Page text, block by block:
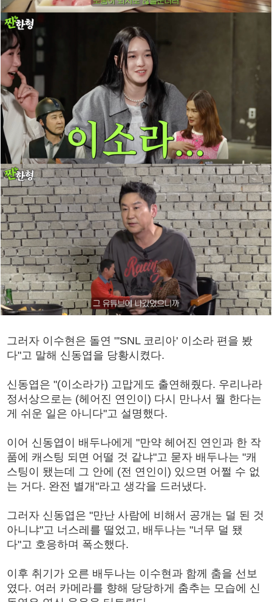
그러자 이수현은 돌연 "'SNL 코리아' 이소라 편을 봤
다"고 말해 신동엽을 당황시켰다.
신동엽은 "(이소라가) 고맙게도 출연해줬다. 우리나라
정서상으로는 (헤어진 연인이) 다시 만나서 뭘 한다는
게 쉬운 일은 아니다"고 설명했다.
이어 신동엽이 배두나에게 "만약 헤어진 연인과 한 작
품에 캐스팅 되면 어떨 것 같냐"고 묻자 배두나는 "캐
스팅이 됐는데 그 안에 (전 연인이) 있으면 어쩔 수 없
는 거다. 완전 별개"라고 생각을 드러냈다.
그러자 신동엽은 "만난 사람에 비해서 공개는 덜 된 것
아니냐"고 너스레를 떨었고, 배두나는 "너무 덜 됐
다"고 호응하며 폭소했다.
이후 취기가 오른 배두나는 이수현과 함께 춤을 선보
였다. 여러 카메라를 향해 당당하게 춤추는 모습에 신